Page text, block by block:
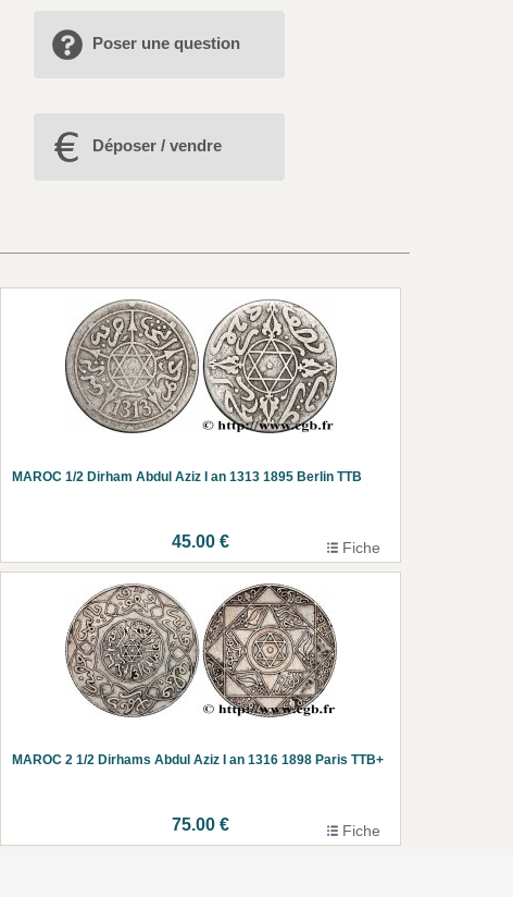
Poser une question
Déposer / vendre
MAROC 1/2 Dirham Abdul Aziz I an 1313 1895 Berlin TTB
45.00 € Fiche
MAROC 2 1/2 Dirhams Abdul Aziz I an 1316 1898 Paris TTB+
75.00 € Fiche